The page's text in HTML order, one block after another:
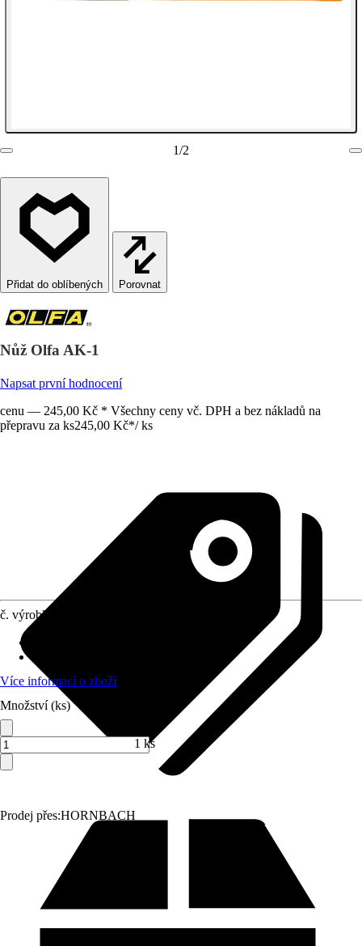
1/2
Porovnat
Nůž Olfa AK-1
Napsat první hodnocení
cenu — 245,00 Kč * Všechny ceny vč. DPH a bez nákladů na
přepravu za ks245,00 Kč*/ ks
Prodej přes:HORNBACH
č. výrobku
Více informací o zboží
Množství (ks)
1 ks